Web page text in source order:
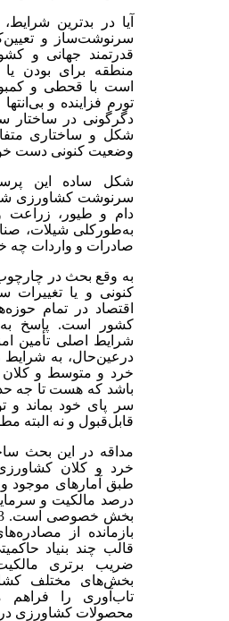
آیا در بدترین
سرنوشت‌ساز و
قدرتمند جهانی و
منطقه برای بودن یا
است با قحطی و
تورم فزاینده و
دگرگونی در ساختار
شکل و ساختاری
وضعیت کنونی دست
شکل ساده این
سرنوشت کشاورزی
دام و طیور، زراعت
به‌طورکلی شیلات،
صادرات و واردات چه
به وقع بحث در
کنونی و یا تغییرات
اقتصاد در تمام
کشور است. پاسخ به
شرایط اصلی تأمین
درعین‌حال، به
خرد و متوسط و کلان
باشد که هست تا جه
سر پای خود بماند و
قابل‌قبول و نه البته
مداقه در این بحث
خرد و کلان
درصد مالکیت و
بازمانده از
قالب چند بنیاد
ضریب برتری
بخش‌های مختلف
تاب‌آوری را فراهم
محصولات کشاورزی در